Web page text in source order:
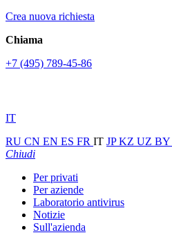
Crea nuova richiesta
Chiama
+7 (495) 789-45-86
IT
RU CN EN ES FR IT JPKZ UZ BY
Chiudi
Per privati
Per aziende
Laboratorio antivirus
Notizie
Sull'azienda